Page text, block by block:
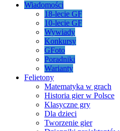
Wiadomości
18-lecie GF
10-lecie GF
Wywiady
Konkursy
GFoto
Poradniki
Warianty
Felietony
Matematyka w grach
Historia gier w Polsce
Klasyczne gry
Dla dzieci
Tworzenie gier